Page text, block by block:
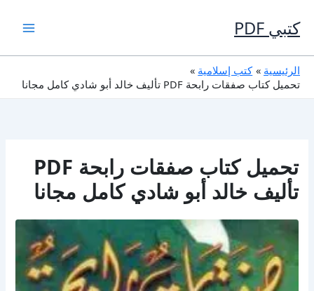
إلى
المحتوى
كتبي PDF
الرئيسية
كتب إسلامية
تحميل كتاب صفقات رابحة PDF تأليف خالد أبو شادي كامل مجانا
تحميل كتاب صفقات رابحة PDF
تأليف خالد أبو شادي كامل مجانا